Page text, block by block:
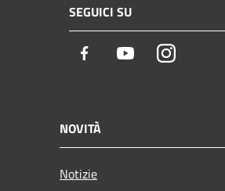
SEGUICI SU
Facebook YoutubeInstagram
NOVITÀ
Notizie